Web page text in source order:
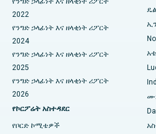
በሴኩንድራባድ፣ ሃይደራባድ ውስጥ ምርጥ
በሴሻድሪፑራም ፣ ባንጋሎር ውስጥ የሚገኝ
በሱባሽ ናጋር መንገድ፣ ካሪምናጋር ውስጥ
በማናጋሪ ፣ ካራኩዲ ውስጥ ምርጥ ሆስፒታል
ERCP
2022
የንግድ ኃላፊነት እና ዘላቂነት ሪፖርት
2024
የንግድ ኃላፊነት እና ዘላቂነት ሪፖርት
2025
የንግድ ኃላፊነት እና ዘላቂነት ሪፖርት
2026
የኮርፖሬት አስተዳደር
የቦርድ ኮሚቴዎች